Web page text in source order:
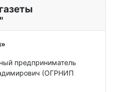
предприниматель
(ОГРНИП